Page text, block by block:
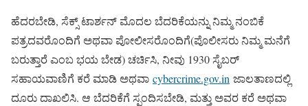
ಹೆದರಬೇಡಿ, ಸೆಕ್ಸ್​ ಟಾರ್ಶನ್ ಮೊದಲ ಬೆದರಿಕೆಯನ್ನು ನಿಮ್ಮ ನಂಬಿಕೆ
ಪತ್ರದವರೊಂದಿಗೆ ಅಥವಾ ಪೋಲೀಸರೊಂದಿಗೆ(ಪೊಲೀಸರು ನಿಮ್ಮ ಮನೆಗೆ
ಬರುತ್ತಾರೆ ಎಂಬ ಭಯ ಬೇಡ) ಚರ್ಚಿಸಿ, ನೀವು 1930 ಸೈಬರ್
ಸಹಾಯವಾಣಿಗೆ ಕರೆ ಮಾಡಿ ಅಥವಾ cybercrime.gov.in ಜಾಲತಾಣದಲ್ಲಿ
ದೂರು ದಾಖಲಿಸಿ. ಆ ಬೆದರಿಕೆಗೆ ಸ್ಪಂದಿಸಬೇಡಿ, ಮತ್ತು ಅವರ ಕರೆ ಅಥವಾ